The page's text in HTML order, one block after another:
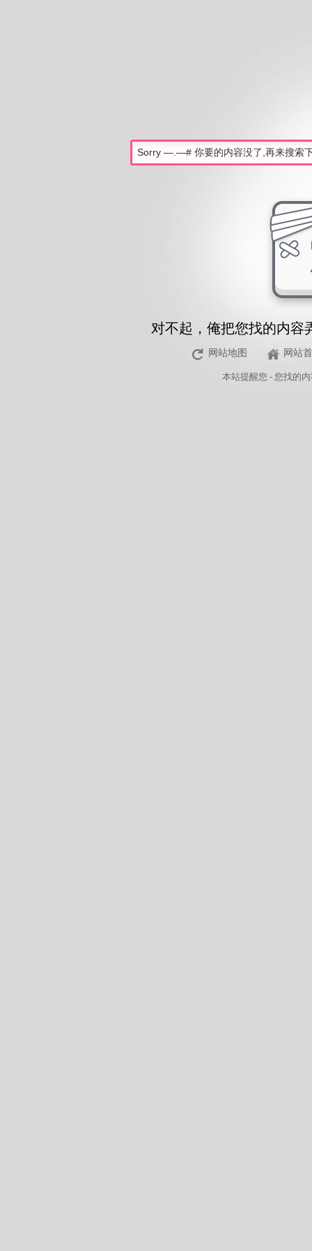
对不起，俺把您找的内容
网站地图 网站
本站提醒您 - 您找的